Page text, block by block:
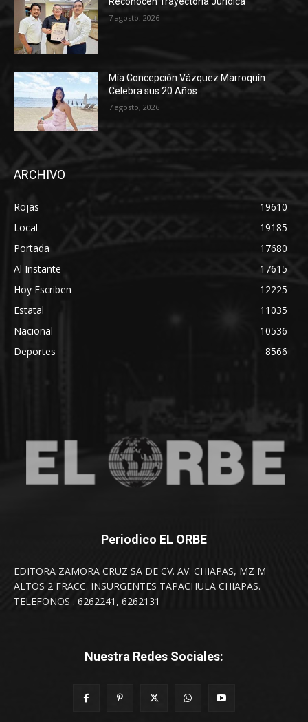
7 agosto, 2026
Mía Concepción Vázquez Marroquín
Celebra sus 20 Años
7 agosto, 2026
ARCHIVO
Rojas
19610
Local
19185
Portada
17680
Al Instante
17615
Hoy Escriben
12225
Estatal
11035
Nacional
10536
Deportes
8566
Periodico EL ORBE
EDITORA ZAMORA CRUZ SA DE CV. AV. CHIAPAS, MZ M
ALTOS 2 FRACC. INSURGENTES TAPACHULA CHIAPAS.
TELEFONOS . 6262241, 6262131
Nuestra Redes Sociales: